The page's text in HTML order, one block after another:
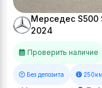
Мерседес S500
2024
Проверить наличие
Без депозита